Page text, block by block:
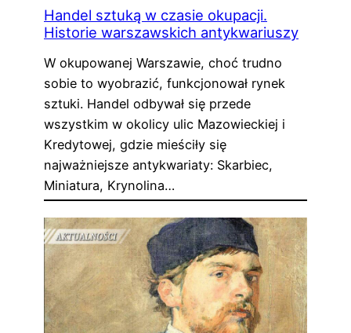
Handel sztuką w czasie okupacji.
Historie warszawskich antykwariuszy
W okupowanej Warszawie, choć trudno
sobie to wyobrazić, funkcjonował rynek
sztuki. Handel odbywał się przede
wszystkim w okolicy ulic Mazowieckiej i
Kredytowej, gdzie mieściły się
najważniejsze antykwariaty: Skarbiec,
Miniatura, Krynolina…